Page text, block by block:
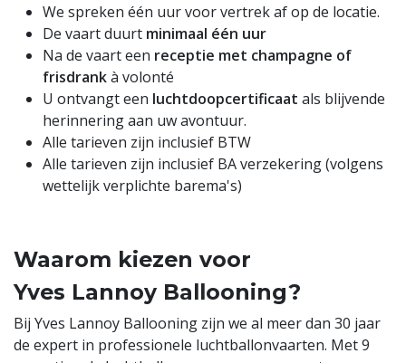
We spreken één uur voor vertrek af op de locatie.
De vaart duurt minimaal één uur
Na de vaart een receptie met champagne of
frisdrankà volonté
U ontvangt een luchtdoopcertificaat als blijvende
herinnering aan uw avontuur.
Alle tarieven zijn inclusief BTW
Alle tarieven zijn inclusief BA verzekering (volgens
wettelijk verplichte barema's)
Waarom kiezen voor
Yves Lannoy Ballooning?
Bij Yves Lannoy Ballooning zijn we al meer dan 30 jaar
de expert in professionele luchtballonvaarten. Met 9